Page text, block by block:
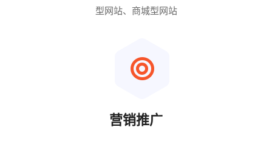
型网站、商城型网站
营销推广